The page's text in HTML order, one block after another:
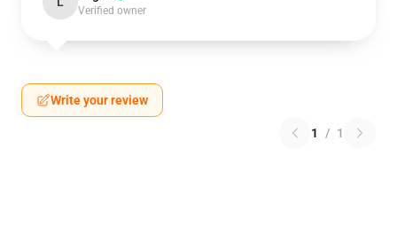
Verified owner
Write your review
1 / 1